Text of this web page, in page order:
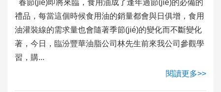
春節(jié)即將來臨，食用油成了逢年過節(jié)的必備的
禮品，每當這個時候食用油的銷量都會與日俱增，食用
油灌裝線的需求量也會隨著季節(jié)的變化而不斷變化
著，今日，臨汾豐華油脂公司林先生前來我公司參觀學
習，購...
閱讀更多>>